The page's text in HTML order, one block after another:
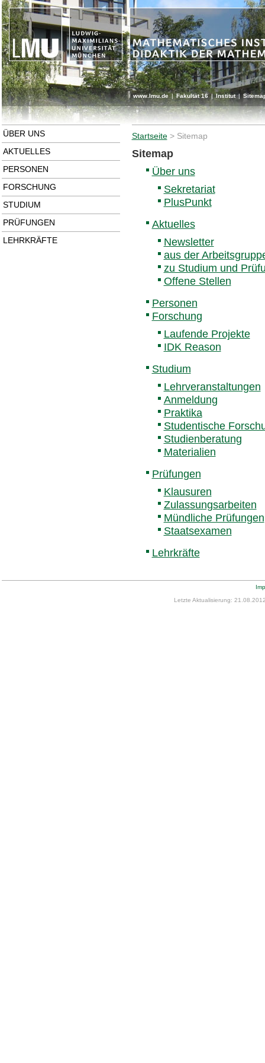
www.lmu.de | Fakultät 16 | Institut|
ÜBER UNS
AKTUELLES
PERSONEN
FORSCHUNG
STUDIUM
PRÜFUNGEN
LEHRKRÄFTE
Startseite> Sitemap
Sitemap
Über uns
Sekretariat
PlusPunkt
Aktuelles
Newsletter
aus der
zu Studium und
Offene Stellen
Personen
Forschung
Laufende Projekte
IDK Reason
Studium
Lehrveranstaltungen
Anmeldung
Praktika
Studentische
Studienberatung
Materialien
Prüfungen
Klausuren
Zulassungsarbeiten
Mündliche Prüfungen
Staatsexamen
Lehrkräfte
Letzte Aktualisierung: